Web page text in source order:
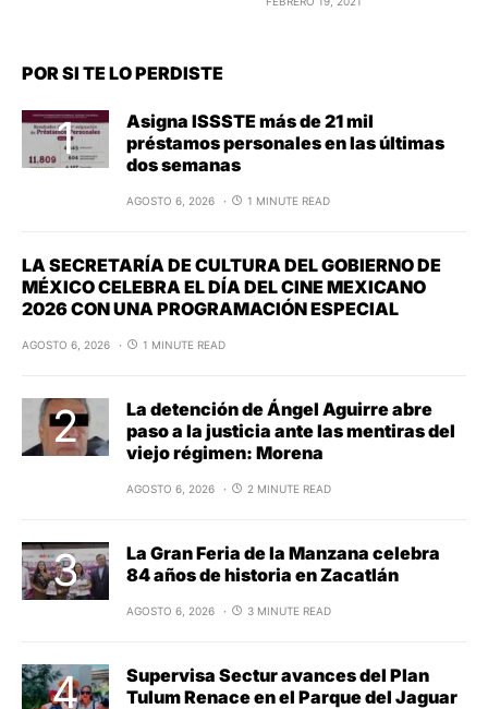
POR SI TE LO PERDISTE
Asigna ISSSTE más de 21 mil
préstamos personales en las últimas
dos semanas
AGOSTO 6, 2026 1 MINUTE READ
LA SECRETARÍA DE CULTURA DEL GOBIERNO DE
MÉXICO CELEBRA EL DÍA DEL CINE MEXICANO
2026 CON UNA PROGRAMACIÓN ESPECIAL
AGOSTO 6, 2026 1 MINUTE READ
La detención de Ángel Aguirre abre
paso a la justicia ante las mentiras del
viejo régimen: Morena
AGOSTO 6, 2026 2 MINUTE READ
La Gran Feria de la Manzana celebra
84 años de historia en Zacatlán
AGOSTO 6, 2026 3 MINUTE READ
Supervisa Sectur avances del Plan
Tulum Renace en el Parque del Jaguar